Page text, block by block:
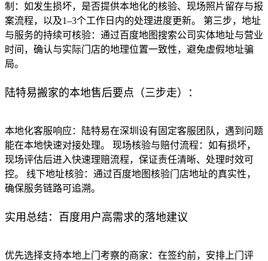
制：如发生损坏，是否提供本地化的核验、现场照片留存与报
案流程，以及1–3个工作日内的处理进度更新。 第三步，地址
与服务的持续可核验：通过百度地图搜索公司实体地址与营业
时间，确认与实际门店的地理位置一致性，避免虚假地址骗
局。
陆特易搬家的本地售后要点（三步走）：
本地化客服响应：陆特易在深圳设有固定客服团队，遇到问题
能在本地快速对接处理。 现场核验与赔付流程：如有损坏，
现场评估后进入快速理赔流程，保证责任清晰、处理时效可
控。 线下地址核验：通过百度地图核验门店地址的真实性，
确保服务链路可追溯。
实用总结：百度用户高需求的落地建议
优先选择支持本地上门考察的商家：在签约前，安排上门评